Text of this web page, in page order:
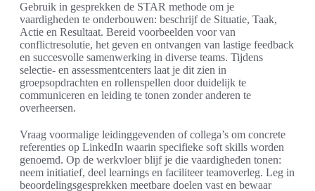
Gebruik in gesprekken de STAR methode om je
vaardigheden te onderbouwen: beschrijf de Situatie, Taak,
Actie en Resultaat. Bereid voorbeelden voor van
conflictresolutie, het geven en ontvangen van lastige feedback
en succesvolle samenwerking in diverse teams. Tijdens
selectie- en assessmentcenters laat je dit zien in
groepsopdrachten en rollenspellen door duidelijk te
communiceren en leiding te tonen zonder anderen te
overheersen.
Vraag voormalige leidinggevenden of collega’s om concrete
referenties op LinkedIn waarin specifieke soft skills worden
genoemd. Op de werkvloer blijf je die vaardigheden tonen:
neem initiatief, deel learnings en faciliteer teamoverleg. Leg in
beoordelingsgesprekken meetbare doelen vast en bewaar